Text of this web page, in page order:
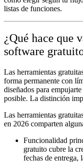
listas de funciones.
¿Qué hace que
software
Las herramientas
forma permanente con
diseñados para
posible. La distinción
Las herramientas
en 2026 comparten
Funcionalidad
gratuito cubre la
fechas de entrega,